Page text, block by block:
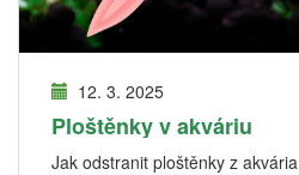
12. 3. 2025
Ploštěnky v akváriu
Jak odstranit ploštěnky z akvária